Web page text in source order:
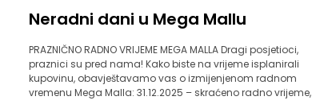
Neradni dani u Mega Mallu
PRAZNIČNO RADNO VRIJEME MEGA MALLA Dragi posjetioci,
praznici su pred nama! Kako biste na vrijeme isplanirali
kupovinu, obavještavamo vas o izmijenjenom radnom
vremenu Mega Malla: 31.12.2025 – skraćeno radno vrijeme,